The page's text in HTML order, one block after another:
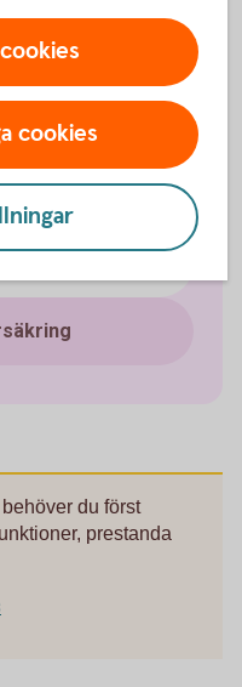
du först
prestanda
cookies